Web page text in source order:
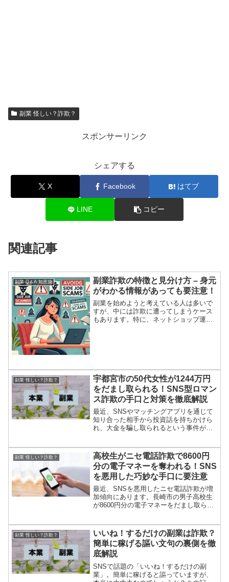
副業 怪しい？詐欺？
スポンサーリンク
シェアする
X Facebook はてブ
LINE コピー
関連記事
副業 Q＆A 知恵袋
副業詐欺の特徴と見分け方 – 身元
がわかる情報があっても要注意！
副業を始めようと考えている人は多いで
すが、中には詐欺に遭ってしまうケース
もあります。特に、ネットショップ運営
副業 怪しい？詐欺？
宇都宮市の50代女性が1244万円
をだまし取られる！SNS型ロマン
ス詐欺の手口と対策を徹底解説
最近、SNSやマッチングアプリを通じて
知り合った相手から投資話を持ちかけら
れ、大金を騙し取られるという事件が多
取られる被害に遭いました。一体どのよ
うな手口で、どう...
副業 怪しい？詐欺？
高校生がニセ電話詐欺で8600円
分の電子マネーを奪われる！SNS
を悪用した巧妙な手口に要注意
最近、SNSを悪用したニセ電話詐欺が増
加傾向にあります。長崎市の男子高校生
が8600円分の電子マネーをだまし取られ
れた副業詐欺により約60万円を奪われて
います。犯人...
副業 怪しい？詐欺？
いいね！するだけの副業は詐欺？
簡単に稼げる謳い文句の裏側を徹
底解説
SNSで話題の「いいね！するだけの副
業」。簡単に稼げると謳っていますが、